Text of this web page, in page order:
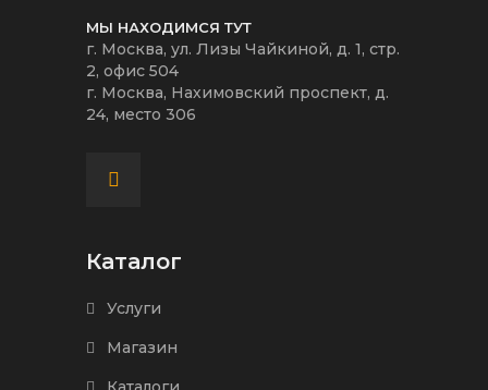
МЫ НАХОДИМСЯ ТУТ
г. Москва, ул. Лизы Чайкиной, д. 1, стр.
2, офис 504
г. Москва, Нахимовский проспект, д.
24, место 306
Каталог
Услуги
Магазин